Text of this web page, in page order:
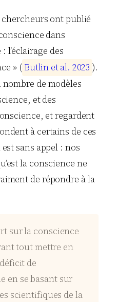
ont publié
dans
l’éclairage des
» ( Butlin etal. 2023 ).
de modèles
et des
et regardent
à certains de ces
sans appel : nos
la conscience ne
de répondre à la
sur la conscience
tout mettre en
de
en se basant sur
scientifiques de la